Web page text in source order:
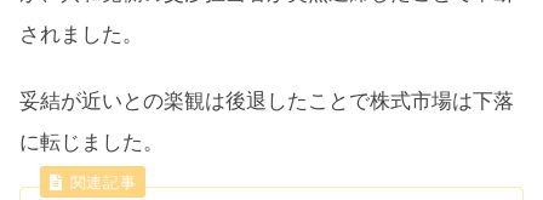
されました。
妥結が近いとの楽観は後退したことで株式市場は下落
に転じました。